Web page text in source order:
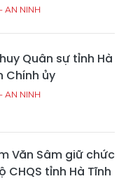
AN NINH
Quân sự tỉnh Hà
Chính ủy
AN NINH
Văn Sâm giữ chức
CHQS tỉnh Hà Tĩnh